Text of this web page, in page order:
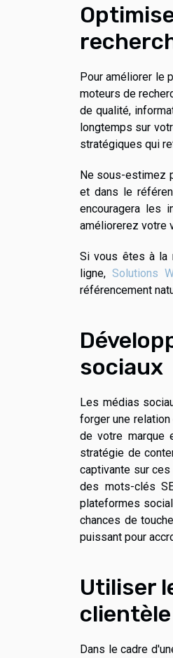
Pour améliorer le
moteurs de
de qualité,
longtemps sur
stratégiques qui
Ne sous-estimez
et dans le
encouragera les
améliorerez votre
Si vous êtes à la
ligne,Solutions
référencement
sociaux
Les médias
forger une
de votre marque
stratégie de
captivante sur
des mots-clés
plateformes
chances de
puissant pour
Utiliser
clientèle
Dans le cadre